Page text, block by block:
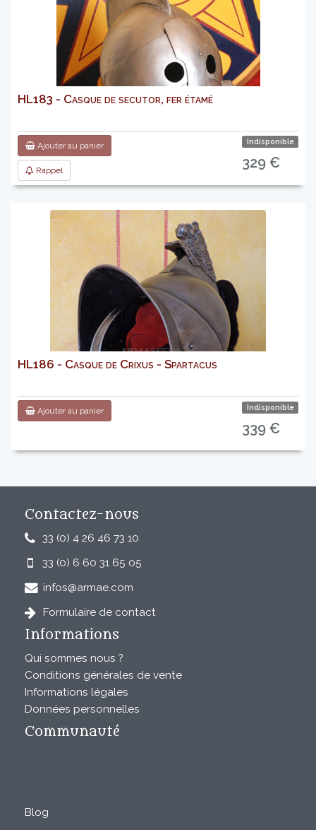
HL183 - Casque de secutor, fer étamé
Ajouter au panier
Rappel
Indisponible
329 €
HL186 - Casque de Crixus - Spartacus
Ajouter au panier Indisponible
339 €
Contactez-nous
33 (0) 4 26 46 73 10
33 (0) 6 60 31 65 05
infos@armae.com
Formulaire de contact
Informations
Qui sommes nous ?
Conditions générales de vente
Informations légales
Données personnelles
Communauté
Blog